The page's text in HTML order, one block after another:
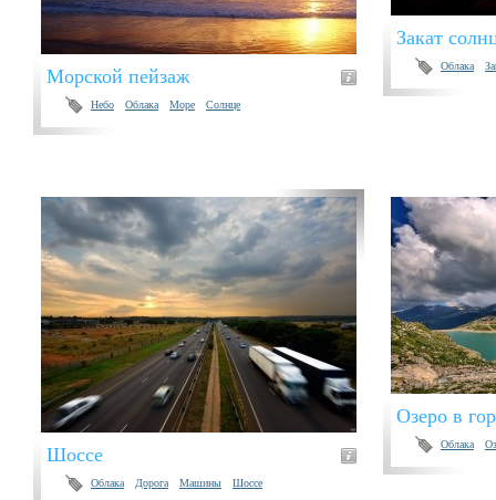
Морской пейзаж
Небо Облака Море Солнце
Закат
Облака
Шоссе
Облака Дорога Машины Шоссе
Озеро в
Облака